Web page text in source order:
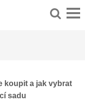
koupit a jak vybrat
sadu